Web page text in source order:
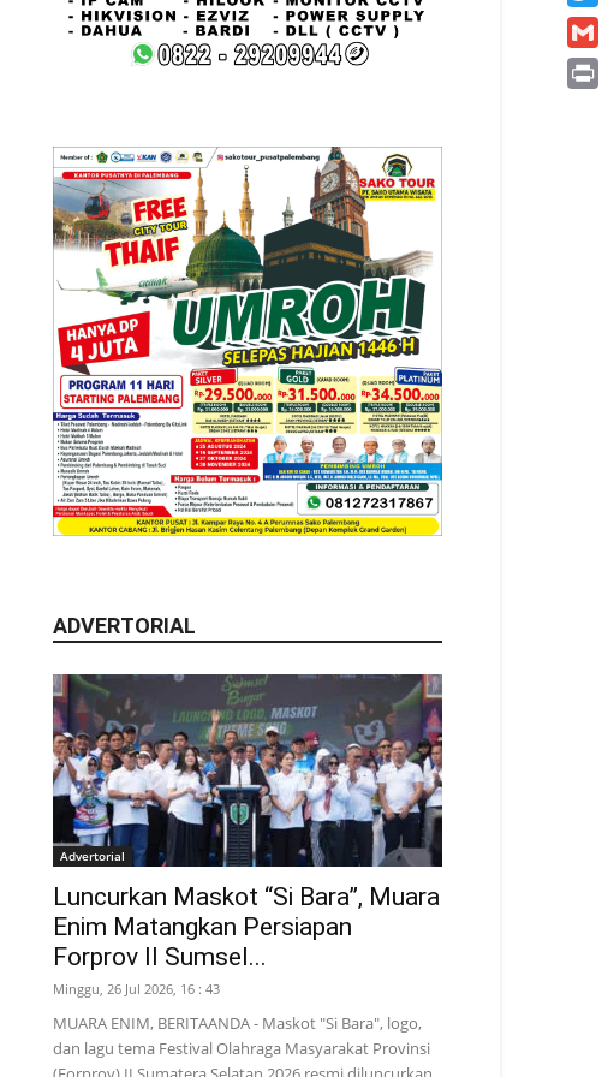
ADVERTORIAL
Advertorial
Luncurkan Maskot “Si Bara”, Muara
Enim Matangkan Persiapan
Forprov II Sumsel...
Minggu, 26 Jul 2026, 16 : 43
MUARA ENIM, BERITAANDA - Maskot "Si Bara", logo,
dan lagu tema Festival Olahraga Masyarakat Provinsi